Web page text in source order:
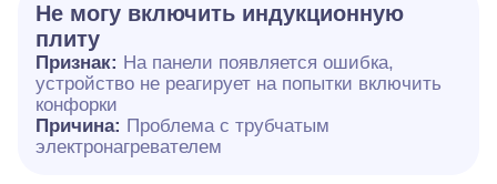
Не могу включить индукционную
плиту
Признак: На панели появляется ошибка,
устройство не реагирует на попытки включить
конфорки
Причина: Проблема с трубчатым
электронагревателем